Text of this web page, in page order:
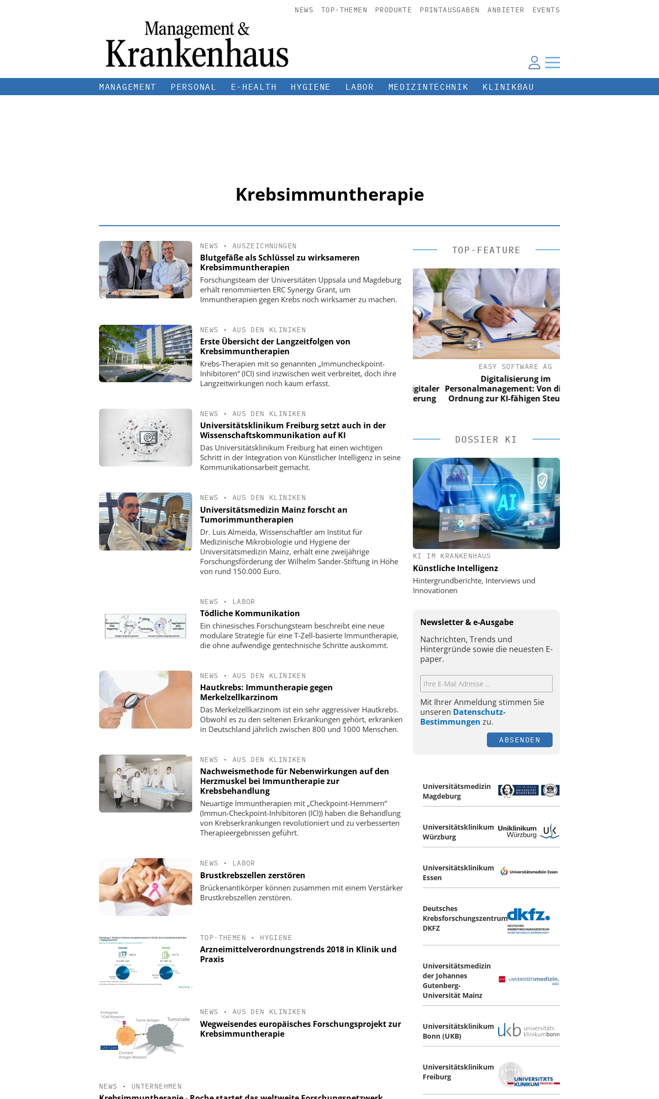
NEWS TOP-THEMEN PRODUKTE PRINTAUSGABEN ANBIETER EVENTS
MANAGEMENT PERSONAL E-HEALTH HYGIENE LABOR MEDIZINTECHNIK KLINIKBAU
Krebsimmuntherapie
NEWS • AUSZEICHNUNGEN
Blutgefäße als Schlüssel zu wirksameren
Krebsimmuntherapien
Forschungsteam der Universitäten Uppsala und Magdeburg
erhält renommierten ERC Synergy Grant, um
Immuntherapien gegen Krebs noch wirksamer zu machen.
NEWS • AUS DEN KLINIKEN
Erste Übersicht der Langzeitfolgen von
Krebsimmuntherapien
Krebs-Therapien mit so genannten „Immuncheckpoint-
Inhibitoren“ (ICI) sind inzwischen weit verbreitet, doch ihre
Langzeitwirkungen noch kaum erfasst.
NEWS • AUS DEN KLINIKEN
Universitätsklinikum Freiburg setzt auch in der
Wissenschaftskommunikation auf KI
Das Universitätsklinikum Freiburg hat einen wichtigen
Schritt in der Integration von Künstlicher Intelligenz in seine
Kommunikationsarbeit gemacht.
NEWS • AUS DEN KLINIKEN
Universitätsmedizin Mainz forscht an
Tumorimmuntherapien
Dr. Luis Almeida, Wissenschaftler am Institut für
Medizinische Mikrobiologie und Hygiene der
Universitätsmedizin Mainz, erhält eine zweijährige
Forschungsförderung der Wilhelm Sander-Stiftung in Höhe
von rund 150.000 Euro.
NEWS • LABOR
Tödliche Kommunikation
Ein chinesisches Forschungsteam beschreibt eine neue
modulare Strategie für eine T-Zell-basierte Immuntherapie,
die ohne aufwendige gentechnische Schritte auskommt.
NEWS • AUS DEN KLINIKEN
Hautkrebs: Immuntherapie gegen
Merkelzellkarzinom
Das Merkelzellkarzinom ist ein sehr aggressiver Hautkrebs.
Obwohl es zu den seltenen Erkrankungen gehört, erkranken
in Deutschland jährlich zwischen 800 und 1000 Menschen.
NEWS • AUS DEN KLINIKEN
Nachweismethode für Nebenwirkungen auf den
Herzmuskel bei Immuntherapie zur
Krebsbehandlung
Neuartige Immuntherapien mit „Checkpoint-Hemmern“
(Immun-Checkpoint-Inhibitoren (ICI)) haben die Behandlung
von Krebserkrankungen revolutioniert und zu verbesserten
Therapieergebnissen geführt.
NEWS • LABOR
Brustkrebszellen zerstören
Brückenantikörper können zusammen mit einem Verstärker
Brustkrebszellen zerstören.
TOP-THEMEN • HYGIENE
Arzneimittelverordnungstrends 2018 in Klinik und
Praxis
NEWS • AUS DEN KLINIKEN
Wegweisendes europäisches Forschungsprojekt zur
Krebsimmuntherapie
NEWS • UNTERNEHMEN
TOP-FEATURE
EASY SOFTWARE AG
Digitalisierung im
Personalmanagement: Von digitaler
EASY SOFTWARE AG
Digitalisierung im
Personalmanagement: Von digitaler
EASY SOFTWARE AG
Digitalisierung im
Personalmanagement: Von digitaler
Ordnung zur KI-fähigen Steuerung
DOSSIER KI
KI IM KRANKENHAUS
Künstliche Intelligenz
Hintergrundberichte, Interviews und
Innovationen
Newsletter & e-Ausgabe
Nachrichten, Trends und
Hintergründe sowie die neuesten E-
paper.
Mit Ihrer Anmeldung stimmen Sie
unseren Datenschutz-
Bestimmungen zu.
ABSENDEN
Universitätsmedizin
Magdeburg
Universitätsklinikum
Würzburg
Universitätsklinikum
Essen
Deutsches
Krebsforschungszentrum
DKFZ
Universitätsmedizin
der Johannes
Gutenberg-
Universität Mainz
Universitätsklinikum
Bonn (UKB)
Universitätsklinikum
Freiburg